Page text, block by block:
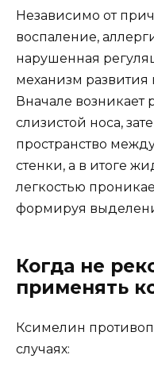
Независимо от
воспаление,
нарушенная
механизм
Вначале возникает
слизистой носа,
пространство
стенки, а в итоге
легкостью
формируя
Когда не
применять
Ксимелин
случаях: